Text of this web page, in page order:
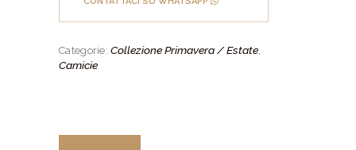
Categorie:Collezione Primavera / Estate,
Camicie